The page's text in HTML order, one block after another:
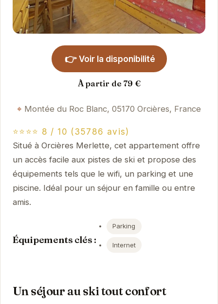
👉 Voir la disponibilité
À partir de 79 €
Montée du Roc Blanc, 05170 Orcières, France
⭐⭐⭐⭐ 8 / 10 (35786 avis)
Situé à Orcières Merlette, cet appartement offre
un accès facile aux pistes de ski et propose des
équipements tels que le wifi, un parking et une
piscine. Idéal pour un séjour en famille ou entre
amis.
Équipements clés :
Parking
Internet
Un séjour au ski tout confort